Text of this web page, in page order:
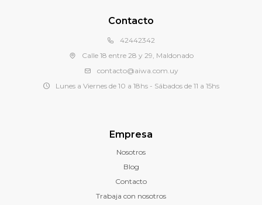
Contacto
42442342
Calle 18 entre 28 y 29, Maldonado
contacto@aiwa.com.uy
Lunes a Viernes de 10 a 18hs - Sábados de 11 a 15hs
Empresa
Nosotros
Blog
Contacto
Trabaja con nosotros